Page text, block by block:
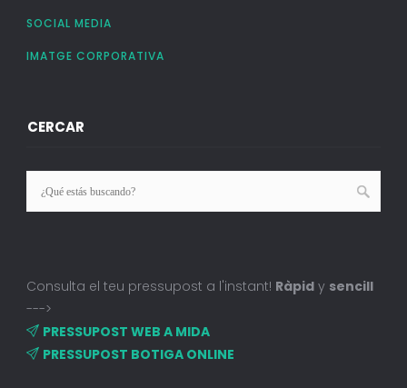
SOCIAL MEDIA
IMATGE CORPORATIVA
CERCAR
Consulta el teu pressupost a l'instant! Ràpidy sencill
--->
PRESSUPOST WEB A MIDA
PRESSUPOST BOTIGA ONLINE